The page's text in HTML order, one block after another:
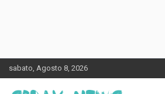
to
content
sabato, Agosto 8, 2026